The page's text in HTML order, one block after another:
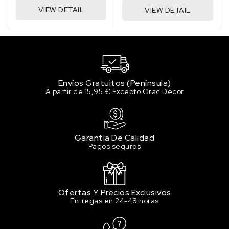
10.56 €
159 PRIMARY BLUE / AZUL PRIMARIO
201 BURNT SIENNA / TIERRA DE SIENA
QUEMADA
10.56 €
225 BURNT UMBER / TIERRA SOMBRA
TOSTADA
247 RAW UMBER / TIERRA SOMBRA
NATURAL
10.56 €
VIEW DETAIL VIEW DETAIL
Envíos Gratuitos (Península)
A partir de 15,95 € Excepto Orac Decor
Garantía De Calidad
Pagos seguros
Ofertas Y Precios Exclusivos
Entregas en 24-48 horas